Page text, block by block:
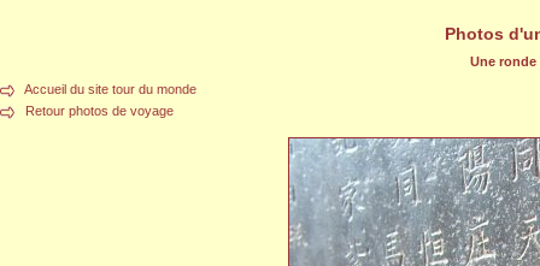
Photos
Une
Accueil du site tour du monde
Retour photos de voyage